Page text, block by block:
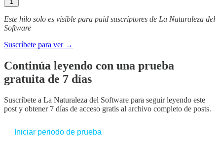
1
Este hilo solo es visible para paid suscriptores de La Naturaleza del
Software
Suscríbete para ver →
Continúa leyendo con una prueba
gratuita de 7 días
Suscríbete a La Naturaleza del Software para seguir leyendo este
post y obtener 7 días de acceso gratis al archivo completo de posts.
Iniciar periodo de prueba